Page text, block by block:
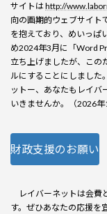
サイトはhttp://
向の画期的ウェブサイト
を抱えており、めいっぱ
め2024年3月に「Word
立ち上げましたが、この
ルにすることにしました
ットー、あなたもレイバ
いきませんか。（2026
財政支援のお願い
レイバーネットは会費
す。ぜひあなたの応援